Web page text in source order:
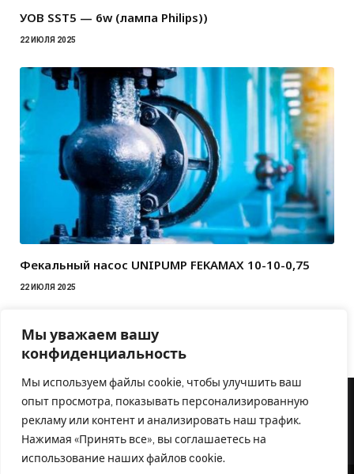
Мы уважаем вашу
конфиденциальность
Мы используем файлы cookie, чтобы улучшить ваш
опыт просмотра, показывать персонализированную
рекламу или контент и анализировать наш трафик.
Нажимая «Принять все», вы соглашаетесь на
использование наших файлов cookie.
УОВ SST5 — 6w (лампа Philips))
22 ИЮЛЯ 2025
Фекальный насос UNIPUMP FEKAMAX 10-10-0,75
22 ИЮЛЯ 2025